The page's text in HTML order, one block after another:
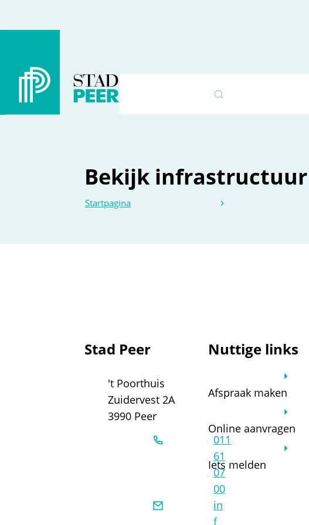
Bekijk infrastructuur
Startpagina
Contact & openingsuren
Stad Peer
Adres't Poorthuis
Zuidervest 2A
,3990 Peer
011
61
07
00
in
f
Nuttige links
Afspraak maken
Online aanvragen
Iets melden